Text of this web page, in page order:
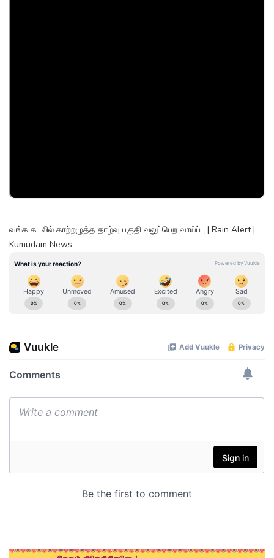
வங்க கடலில் காற்றழுத்த தாழ்வு பகுதி வலுப்பெற வாய்ப்பு | Rain Alert |
Kumudam News